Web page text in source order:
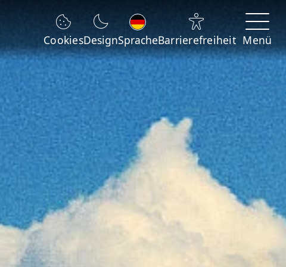
CookiesDesign
Sprache wechseln
SpracheBarrierefreiheit Menü